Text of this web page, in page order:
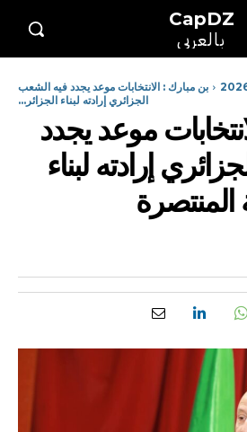
CapDZ
بالعربي
بن مبارك : الانتخابات موعد يجدد فيه الشعب
الجزائري إرادته لبناء الجزائر...
موعد يجدد
إرادته لبناء
المنتصرة